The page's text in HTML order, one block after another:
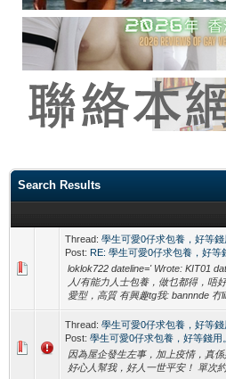
Search Results
Thread: 學生可愛0仔求包養，好等錢
Post: RE: 學生可愛0仔求包養，好等
loklok722 dateline=' Wrote: KIT01
人/有能力人士包養，做乜都得，唔
愛型，高質 有興趣tg我: bannnde
Thread: 學生可愛0仔求包養，好等錢
Post: 學生可愛0仔求包養，好等錢用
因為屋企發生左事，加上疫情，真
好心人幫我，好人一世平安！ 單次